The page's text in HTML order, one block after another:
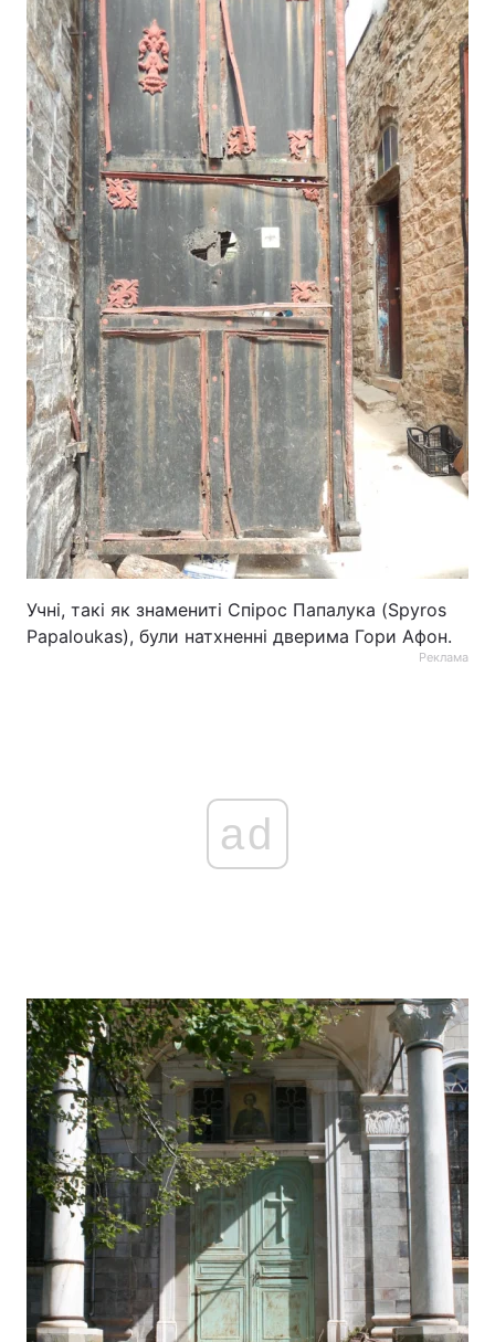
Учні, такі як знамениті Спірос Папалука (Spyros
Papaloukas), були натхненні дверима Гори Афон.
Реклама
ad